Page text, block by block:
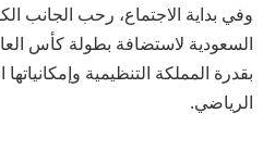
وفي بداية الاجتماع، رحب الجانب
بقدرة المملكة التنظيمية
الرياضي.